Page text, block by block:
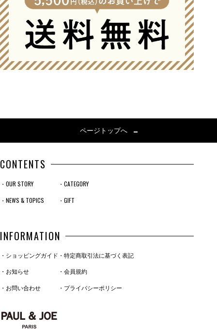
ページトップへ
CONTENTS
・OUR STORY
・NEWS & TOPICS
・CATEGORY
・GIFT
INFORMATION
・ショッピングガイド
・お知らせ
・お問い合わせ
・特定商取引法に基づく表記
・会員規約
・プライバシーポリシー